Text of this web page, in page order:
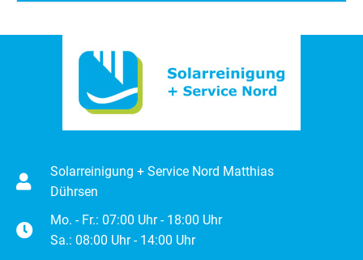
Solarreinigung + Service Nord Matthias
Dührsen
Mo. - Fr.: 07:00 Uhr - 18:00 Uhr
Sa.: 08:00 Uhr - 14:00 Uhr